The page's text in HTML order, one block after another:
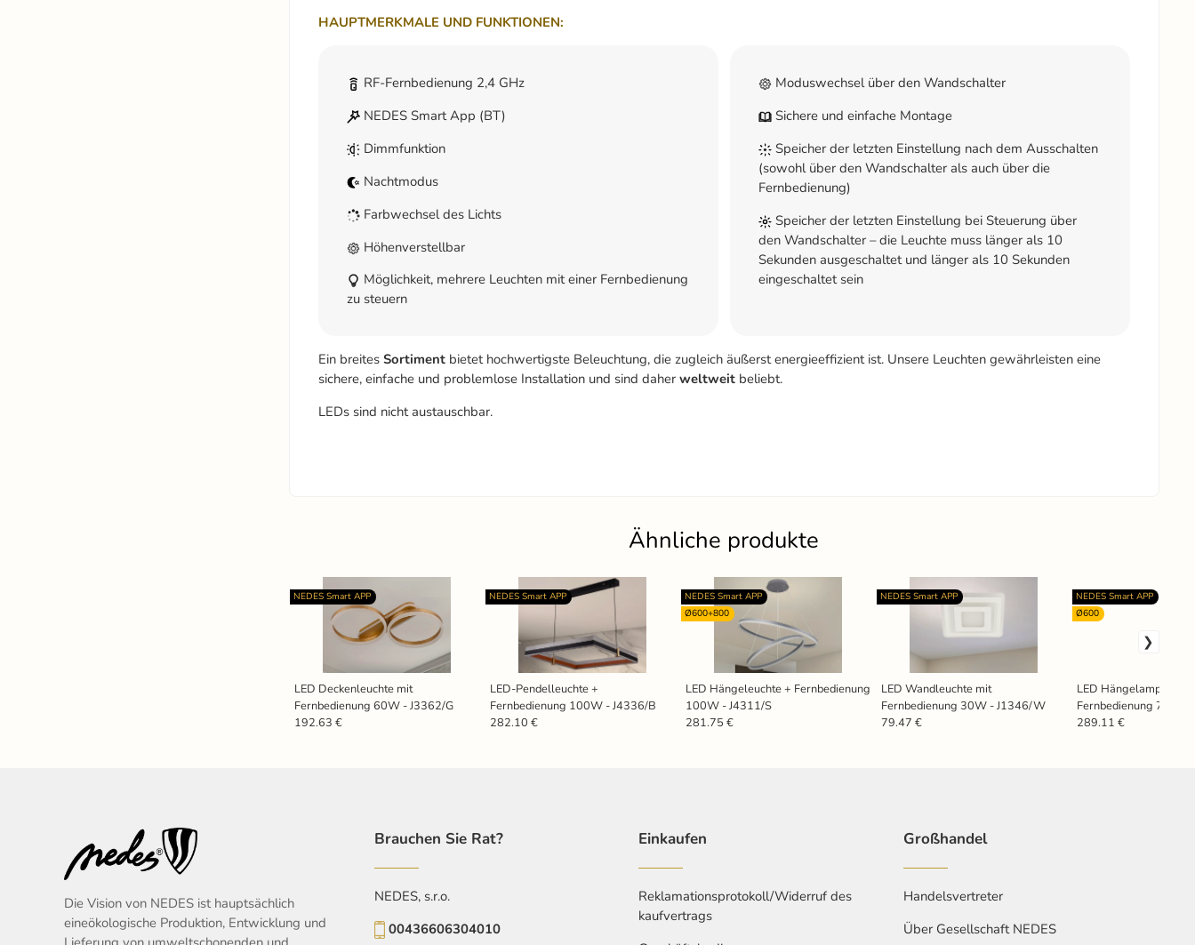
HAUPTMERKMALE UND FUNKTIONEN:
RF-Fernbedienung 2,4 GHz
NEDES Smart App (BT)
Dimmfunktion
Nachtmodus
Farbwechsel des Lichts
Höhenverstellbar
Möglichkeit, mehrere Leuchten mit einer Fernbedienung
zu steuern
Moduswechsel über den Wandschalter
Sichere und einfache Montage
Speicher der letzten Einstellung nach dem Ausschalten
(sowohl über den Wandschalter als auch über die
Fernbedienung)
Speicher der letzten Einstellung bei Steuerung über
den Wandschalter – die Leuchte muss länger als 10
Sekunden ausgeschaltet und länger als 10 Sekunden
eingeschaltet sein
Ein breites Sortimentbietet hochwertigste Beleuchtung, die zugleich äußerst energieeffizient ist. Unsere Leuchten gewährleisten eine
sichere, einfache und problemlose Installation und sind daher weltweitbeliebt.
LEDs sind nicht austauschbar.
Ähnliche produkte
LED Deckenleuchte mit
Fernbedienung 60W - J3362/G
NEDES Smart APP
192.63 €
LED-Pendelleuchte +
Fernbedienung 100W - J4336/B
NEDES Smart APP
282.10 €
LED Hängeleuchte + Fernbedienung
100W - J4311/S
NEDES Smart APP
Ø600+800
281.75 €
LED Wandleuchte mit
Fernbedienung 30W - J1346/W
NEDES Smart APP
79.47 €
LED Hängelampe mit
Fernbedienung 75W
NEDES Smart APP
Ø600
289.11 €
Die Vision von NEDES ist hauptsächlich
eineökologische Produktion, Entwicklung und
Brauchen Sie Rat?
NEDES, s.r.o.
00436606304010
Einkaufen
Reklamationsprotokoll/Widerruf des
kaufvertrags
Großhandel
Handelsvertreter
Über Gesellschaft NEDES